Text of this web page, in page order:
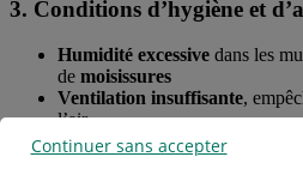
3. Conditions d’hygiène et
Humidité excessive dans les
de moisissures
Ventilation insuffisante,
l’air
Accumulation de déchets
d’entretien du logement
Continuer sans accepter